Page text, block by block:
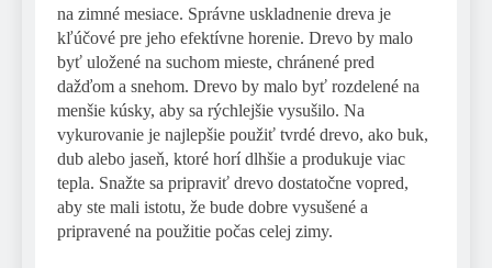
na zimné mesiace. Správne uskladnenie dreva je
kľúčové pre jeho efektívne horenie. Drevo by malo
byť uložené na suchom mieste, chránené pred
dažďom a snehom. Drevo by malo byť rozdelené na
menšie kúsky, aby sa rýchlejšie vysušilo. Na
vykurovanie je najlepšie použiť tvrdé drevo, ako buk,
dub alebo jaseň, ktoré horí dlhšie a produkuje viac
tepla. Snažte sa pripraviť drevo dostatočne vopred,
aby ste mali istotu, že bude dobre vysušené a
pripravené na použitie počas celej zimy.